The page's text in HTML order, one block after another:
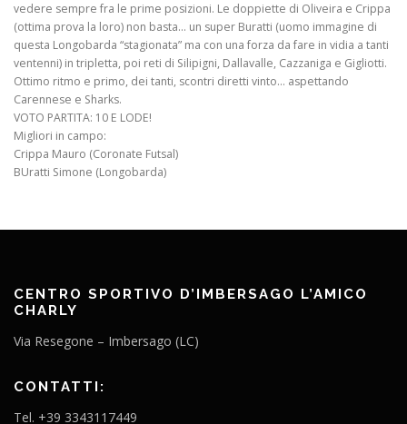
vedere sempre fra le prime posizioni. Le doppiette di Oliveira e Crippa
(ottima prova la loro) non basta… un super Buratti (uomo immagine di
questa Longobarda “stagionata” ma con una forza da fare in vidia a tanti
ventenni) in tripletta, poi reti di Silipigni, Dallavalle, Cazzaniga e Gigliotti.
Ottimo ritmo e primo, dei tanti, scontri diretti vinto… aspettando
Carennese e Sharks.
VOTO PARTITA: 10 E LODE!
Migliori in campo:
Crippa Mauro (Coronate Futsal)
BUratti Simone (Longobarda)
CENTRO SPORTIVO D’IMBERSAGO L’AMICO
CHARLY
Via Resegone – Imbersago (LC)
CONTATTI:
Tel. +39 3343117449